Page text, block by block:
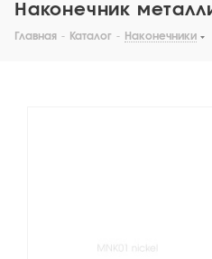
Наконечник
Главная - Каталог - Наконечники